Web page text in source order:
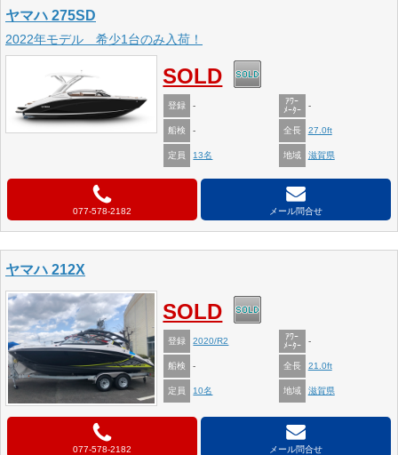
ヤマハ 275SD
2022年モデル 希少1台のみ入荷！
SOLD
登録 -
ｱﾜｰ
ﾒｰﾀｰ
-
船検 - 全長 27.0ft
定員 13名 地域 滋賀県
077-578-2182 メール問合せ
ヤマハ 212X
SOLD
登録 2020/R2
ｱﾜｰ
ﾒｰﾀｰ
-
船検 - 全長 21.0ft
定員 10名 地域 滋賀県
077-578-2182 メール問合せ